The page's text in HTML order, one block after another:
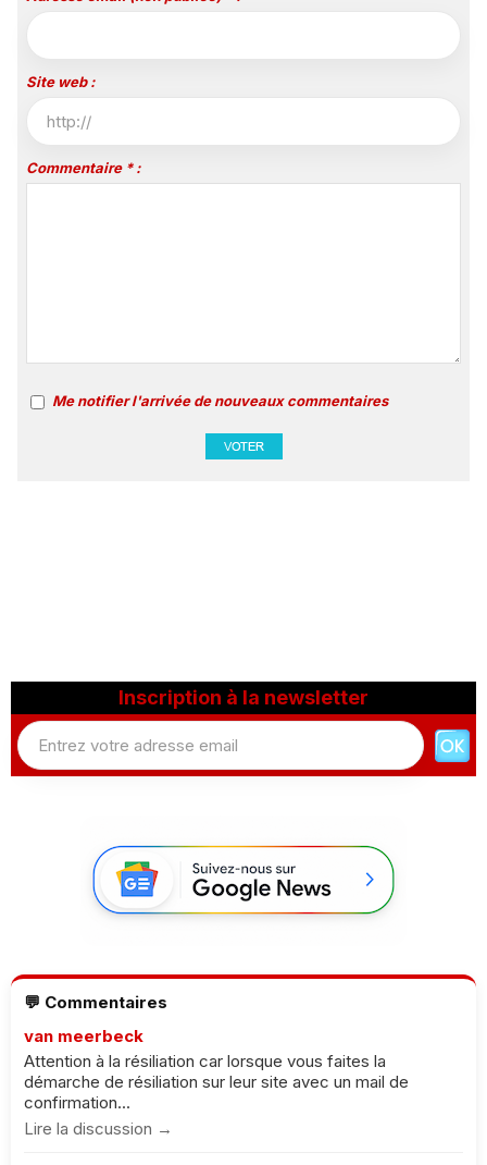
Site web :
Commentaire * :
Me notifier l'arrivée de nouveaux commentaires
Inscription à la newsletter
💬 Commentaires
van meerbeck
Attention à la résiliation car lorsque vous faites la
démarche de résiliation sur leur site avec un mail de
confirmation...
Lire la discussion →